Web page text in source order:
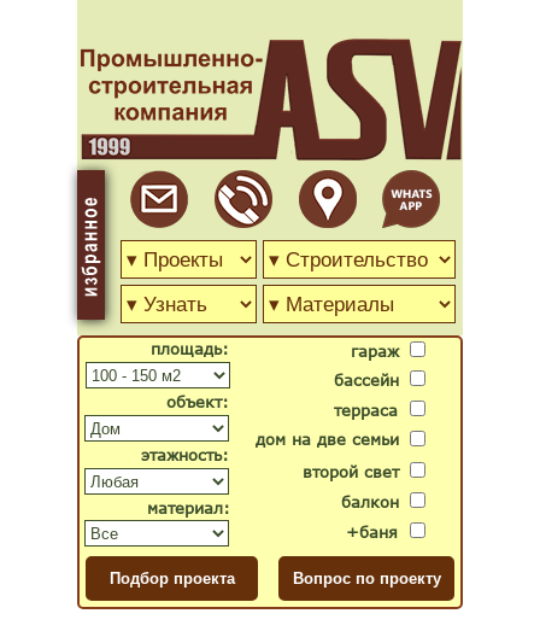
гараж
бассейн
второй свет
дом на две семьи
терраса
балкон
+баня
объект:
материал:
площадь:
этажность: